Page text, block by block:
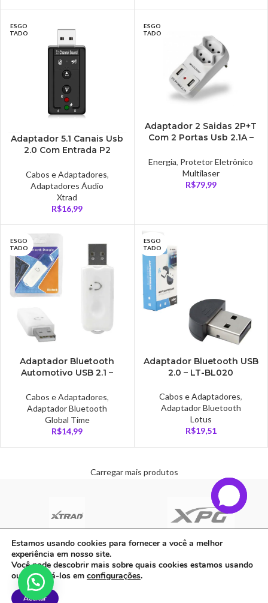
ESGO
TADO
Adaptador 5.1 Canais Usb
2.0 Com Entrada P2
Cabos e Adaptadores,
Adaptadores Áudio
Xtrad
R$16,99
ESGO
TADO
Adaptador 2 Saidas 2P+T
Com 2 Portas Usb 2.1A –
Energia, Protetor Eletrônico
Multilaser
R$79,99
ESGO
TADO
Adaptador Bluetooth
Automotivo USB 2.1 –
Cabos e Adaptadores,
Adaptador Bluetooth
Global Time
R$14,99
ESGO
TADO
Adaptador Bluetooth USB
2.0 – LT-BL020
Cabos e Adaptadores,
Adaptador Bluetooth
Lotus
R$19,51
Carregar mais produtos
C A Informatica Ltda | CNPJ: 33.482.008/0001-90 | Avenida Dos Ipês,
QD31 LT23, Bairro Cidade Jardim, CEP: 68.515-000 - | PARAUAPEBAS-
Estamos usando cookies para fornecer a você a melhor
experiência em nosso site.
Você pode descobrir mais sobre quais cookies estamos usando
ou desativá-los em configurações.
Aceitar